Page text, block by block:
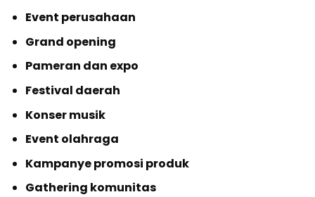
Event perusahaan
Grand opening
Pameran dan expo
Festival daerah
Konser musik
Event olahraga
Kampanye promosi produk
Gathering komunitas